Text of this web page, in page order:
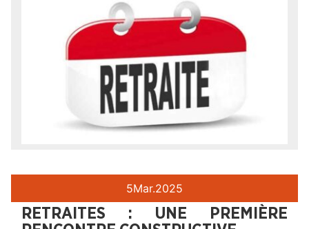
5Mar.2025
RETRAITES : UNE PREMIÈRE